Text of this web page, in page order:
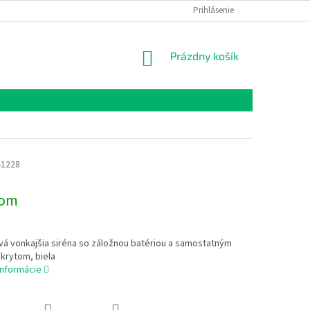
Prihlásenie
NÁKUPNÝ
Prázdny košík
vonkajšia siréna so záložnou batériou a samostatným
biela